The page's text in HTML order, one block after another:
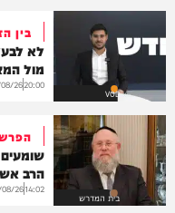
VOD
בין
לא
מול
20:00
26
בית המדרש
הרב
14:02
26